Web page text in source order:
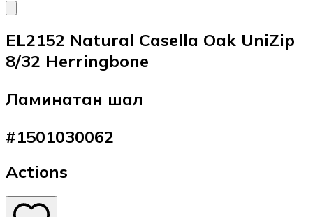
EL2152 Natural Casella Oak UniZip
8/32 Herringbone
Ламинатан шал
#1501030062
Actions